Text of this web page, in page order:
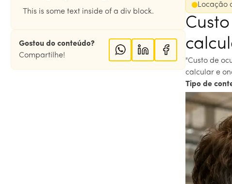
This is some text inside of a div block.
Gostou do conteúdo?
Compartilhe!
Locação
"Custo de
calcular e
Tipo de